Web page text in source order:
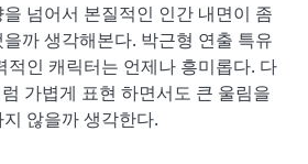
넘어서 본질적인 인간 내면이 좀
까 생각해본다. 박근형 연출 특유
적인 캐릭터는 언제나 흥미롭다. 다
가볍게 표현 하면서도 큰 울림을
않을까 생각한다.